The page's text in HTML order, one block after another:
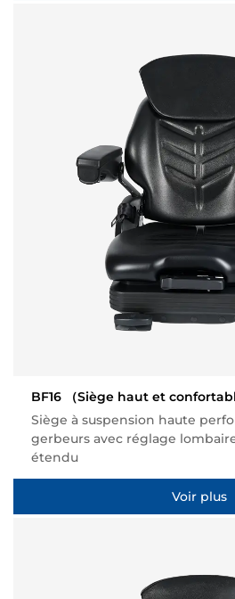
BF16
（Siège haut et
Siège à suspension haute
gerbeurs avec réglage
étendu
Voir plus